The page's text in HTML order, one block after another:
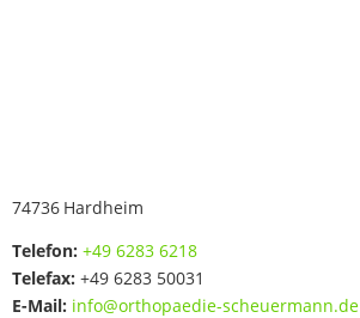
74736 Hardheim
Telefon: +49 6283 6218
Telefax: +49 6283 50031
E-Mail: info@orthopaedie-scheuermann.de